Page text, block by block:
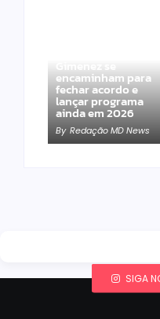
Gimenez se
encaminham para
fechar acordo e
lançar programa
ainda em 2026
By Redação MD News
SIGA